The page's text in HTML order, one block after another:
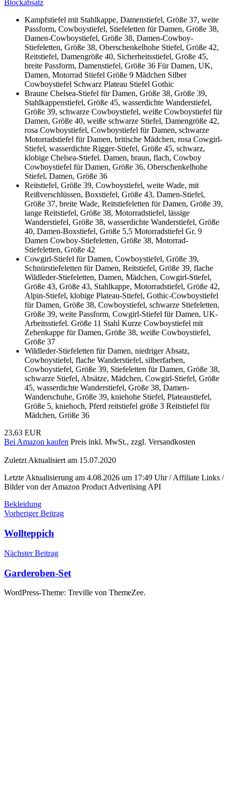
Blockabsatz
Kampfstiefel mit Stahlkappe, Damenstiefel, Größe 37, weite
Passform, Cowboystiefel, Stiefeletten für Damen, Größe 38,
Damen-Cowboystiefel, Größe 38, Damen-Cowboy-
Stiefeletten, Größe 38, Oberschenkelhohe Stiefel, Größe 42,
Reitstiefel, Damengröße 40, Sicherheitsstiefel, Größe 45,
breite Passform, Damenstiefel, Größe 36 Für Damen, UK,
Damen, Motorrad Stiefel Größe 9 Mädchen Silber
Cowboystiefel Schwarz Plateau Stiefel Gothic
Braune Chelsea-Stiefel für Damen, Größe 38, Größe 39,
Stahlkappenstiefel, Größe 45, wasserdichte Wanderstiefel,
Größe 39, schwarze Cowboystiefel, weiße Cowboystiefel für
Damen, Größe 40, weiße schwarze Stiefel, Damengröße 42,
rosa Cowboystiefel, Cowboystiefel für Damen, schwarze
Motorradstiefel für Damen, britische Mädchen, rosa Cowgirl-
Stiefel, wasserdichte Rigger-Stiefel, Größe 45, schwarz,
klobige Chelsea-Stiefel. Damen, braun, flach, Cowboy
Cowboystiefel für Damen, Größe 36, Oberschenkelhohe
Stiefel, Damen, Größe 36
Reitstiefel, Größe 39, Cowboystiefel, weite Wade, mit
Reißverschlüssen, Boxstiefel, Größe 43, Damen-Stiefel,
Größe 37, breite Wade, Reitstiefeletten für Damen, Größe 39,
lange Reitstiefel, Größe 38, Motorradstiefel, lässige
Wanderstiefel, Größe 38, wasserdichte Wanderstiefel, Größe
40, Damen-Boxstiefel, Größe 5,5 Motorradstiefel Gr. 9
Damen Cowboy-Stiefeletten, Größe 38, Motorrad-
Stiefeletten, Größe 42
Cowgirl-Stiefel für Damen, Cowboystiefel, Größe 39,
Schnürstiefeletten für Damen, Reitstiefel, Größe 39, flache
Wildleder-Stiefeletten, Damen, Mädchen, Cowgirl-Stiefel,
Größe 43, Größe 43, Stahlkappe, Motorradstiefel, Größe 42,
Alpin-Stiefel, klobige Plateau-Stiefel, Gothic-Cowboystiefel
für Damen, Größe 38, Cowboystiefel, schwarze Stiefeletten,
Größe 39, weite Passform, Cowgirl-Stiefel für Damen, UK-
Arbeitsstiefel. Größe 11 Stahl Kurze Cowboystiefel mit
Zehenkappe für Damen, Größe 38, weiße Cowboystiefel,
Größe 37
Wildleder-Stiefeletten für Damen, niedriger Absatz,
Cowboystiefel, flache Wanderstiefel, silberfarben,
Cowboystiefel, Größe 39, Stiefeletten für Damen, Größe 38,
schwarze Stiefel, Absätze, Mädchen, Cowgirl-Stiefel, Größe
45, wasserdichte Wanderstiefel, Größe 38, Damen-
Wanderschuhe, Größe 39, kniehohe Stiefel, Plateaustiefel,
Größe 5, kniehoch, Pferd reitstiefel größe 3 Reitstiefel für
Mädchen, Größe 36
23,63 EUR
Bei Amazon kaufen Preis inkl. MwSt., zzgl. Versandkosten
Zuletzt Aktualisiert am 15.07.2020
Letzte Aktualisierung am 4.08.2026 um 17:49 Uhr / Affiliate Links /
Bilder von der Amazon Product Advertising API
Bekleidung
Beitragsnavigation
Vorheriger Beitrag
Wollteppich
Nächster Beitrag
Garderoben-Set
WordPress-Theme: Treville von ThemeZee.